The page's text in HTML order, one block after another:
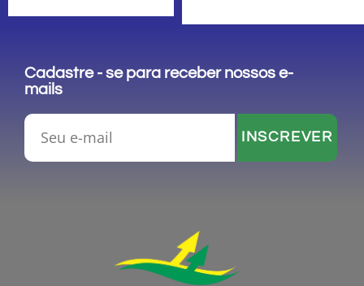
Cadastre - se para receber nossos e-
mails
INSCREVER